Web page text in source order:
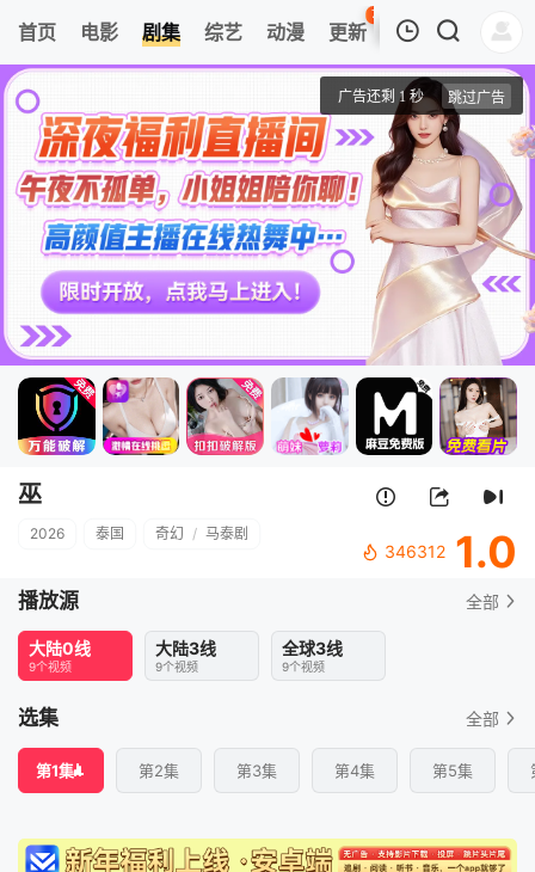
首页 电影 剧集 综艺 动漫 更新
72
热榜 APP
第1集
巫
清空
巫
2026 泰国 奇幻 / 马泰剧
346312 1.0
播放源 全部
大陆0线
9个视频
大陆3线
9个视频
全球3线
9个视频
选集 全部
第1集 第2集 第3集 第4集 第5集